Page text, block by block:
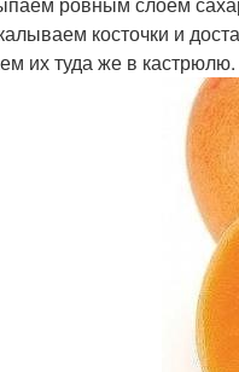
косточки и
их туда же в кастрюлю.